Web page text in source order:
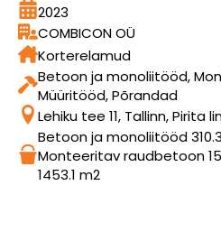
2023
COMBICON OÜ
Korterelamud
Betoon ja monoliitööd,
Müüritööd, Põrandad
Lehiku tee 11, Tallinn, Pirita
Betoon ja monoliitööd
Monteeritav raudbetoon
1453.1 m2